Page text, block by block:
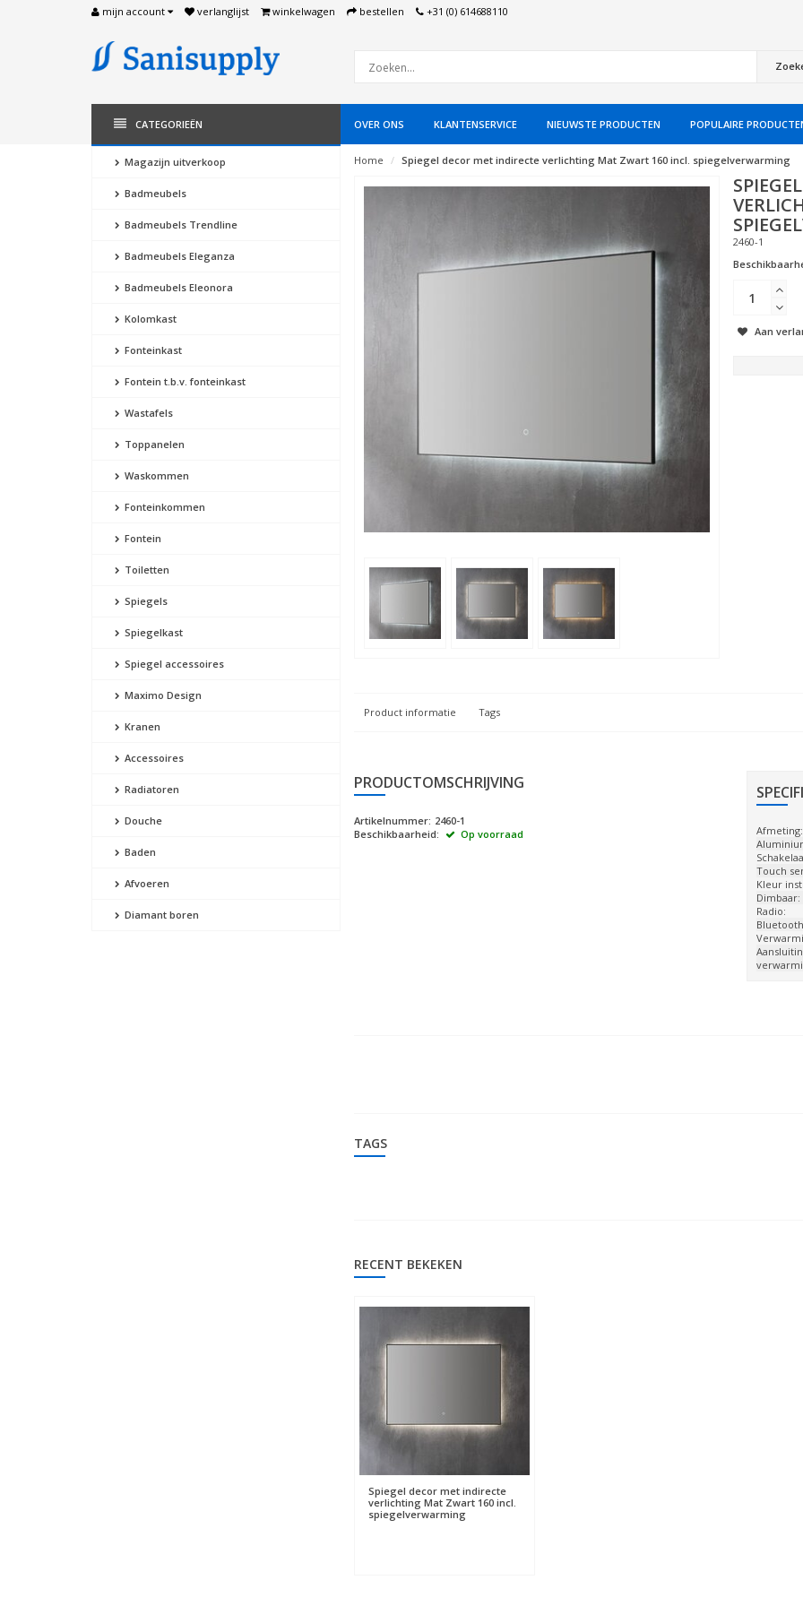
mijn account verlanglijst winkelwagen bestellen +31 (0) 614688110
CATEGORIEËN OVER ONS KLANTENSERVICE NIEUWSTE PRODUCTEN POPULAIRE
Magazijn uitverkoop
Badmeubels
Badmeubels Trendline
Badmeubels Eleganza
Badmeubels Eleonora
Kolomkast
Fonteinkast
Fontein t.b.v. fonteinkast
Wastafels
Toppanelen
Waskommen
Fonteinkommen
Fontein
Toiletten
Spiegels
Spiegelkast
Spiegel accessoires
Maximo Design
Kranen
Accessoires
Radiatoren
Douche
Baden
Afvoeren
Diamant boren
Home Spiegel decor met indirecte verlichting Mat Zwart 160 incl. spiegelverwarming
2460-1
Aan
Product informatie Tags
PRODUCTOMSCHRIJVING
Artikelnummer: 2460-1
Beschikbaarheid:
Op voorraad Afmeting:
Touch
Kleur
Dimbaar:
Radio:
TAGS
RECENT BEKEKEN
Spiegel decor met indirecte
verlichting Mat Zwart 160 incl.
spiegelverwarming